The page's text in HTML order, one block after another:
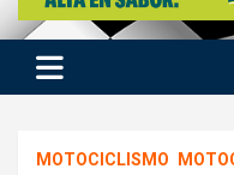
MOTOCICLISMO